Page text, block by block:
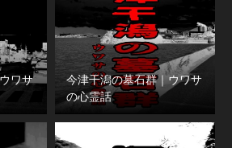
ワサ
今津干潟の墓石群｜ウワサ
の心霊話